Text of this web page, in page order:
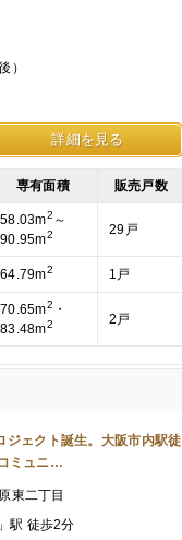
）
詳細を見る
専有面積 販売戸数
58.03m2 ～
90.95m2 29戸
64.79m2 1戸
70.65m2 ・
83.48m2 2戸
ェクト誕生。大阪市内駅徒
ミュニ…
東二丁目
駅 徒歩2分